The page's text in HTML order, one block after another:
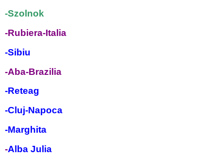
-Szolnok
-Rubiera-Italia
-Sibiu
-Aba-Brazilia
-Reteag
-Cluj-Napoca
-Marghita
-Alba Julia